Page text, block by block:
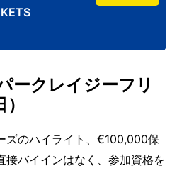
ークレイジーフリ
ズのハイライト、€100,000保
接バイインはなく、参加資格を